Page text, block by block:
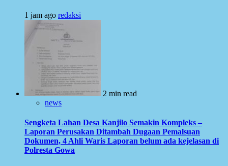
1 jam ago redaksi
2 min read
news
Sengketa Lahan Desa Kanjilo Semakin Kompleks –
Laporan Perusakan Ditambah Dugaan Pemalsuan
Dokumen, 4 Ahli Waris Laporan belum ada kejelasan di
Polresta Gowa